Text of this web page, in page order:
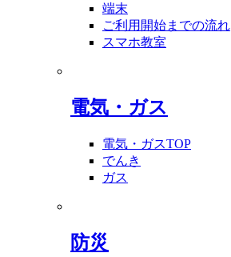
端末
ご利用開始までの流れ
スマホ教室
電気・ガス
電気・ガスTOP
でんき
ガス
防災